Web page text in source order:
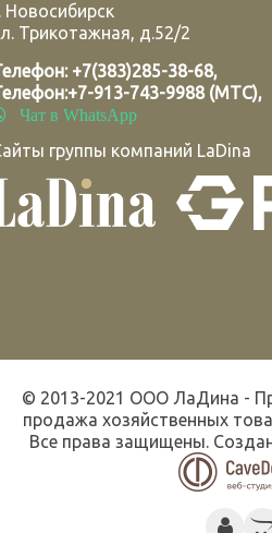
Новосибирск
Трикотажная, д.52/2
+7(383)285-38-68,
+7-913-743-9988 (МТС),
Чат в WhatsApp
группы компаний LaDina
© 2013-2021 ООО ЛаДина -
продажа хозяйственных
Все права защищены.